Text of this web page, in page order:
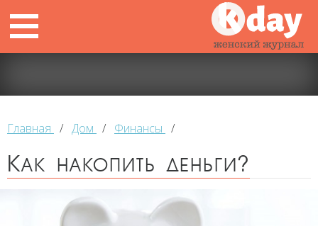
Главная / Дом / Финансы /
Как накопить деньги?